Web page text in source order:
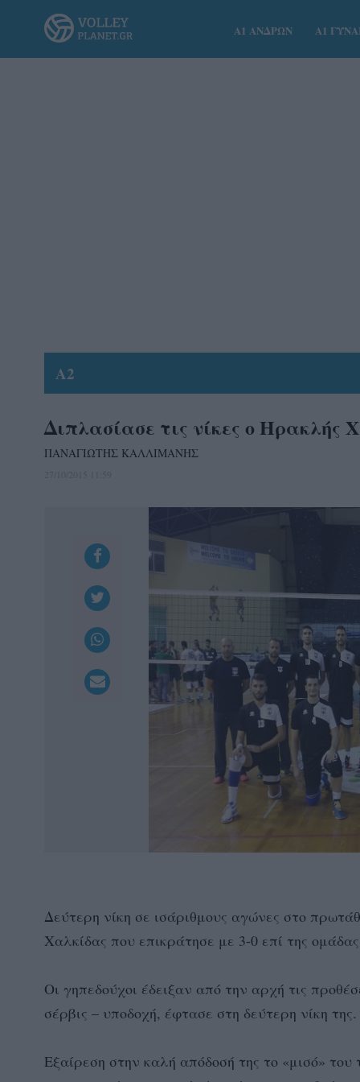
Α1 ΑΝΔΡΩΝ Α1
A2
Διπλασίασε τις νίκες ο Ηρακλής
ΠΑΝΑΓΙΩΤΗΣ ΚΑΛΛΙΜΑΝΗΣ
Δεύτερη νίκη σε ισάριθμους αγώνες στο
Χαλκίδας που επικράτησε με 3-0 επί της
Οι γηπεδούχοι έδειξαν από την αρχή τις
σέρβις – υποδοχή, έφτασε στη δεύτερη νίκη της.
Εξαίρεση στην καλή απόδοσή της το «μισό»